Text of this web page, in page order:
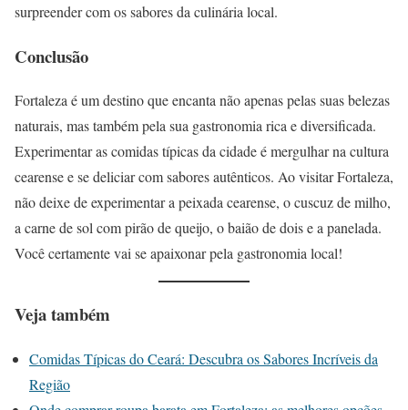
surpreender com os sabores da culinária local.
Conclusão
Fortaleza é um destino que encanta não apenas pelas suas belezas
naturais, mas também pela sua gastronomia rica e diversificada.
Experimentar as comidas típicas da cidade é mergulhar na cultura
cearense e se deliciar com sabores autênticos. Ao visitar Fortaleza,
não deixe de experimentar a peixada cearense, o cuscuz de milho,
a carne de sol com pirão de queijo, o baião de dois e a panelada.
Você certamente vai se apaixonar pela gastronomia local!
Veja também
Comidas Típicas do Ceará: Descubra os Sabores Incríveis da
Região